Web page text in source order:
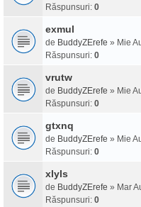
Răspunsuri: 0
exmul
de BuddyZErefe » Mie
Răspunsuri: 0
vrutw
de BuddyZErefe » Mie
Răspunsuri: 0
gtxnq
de BuddyZErefe » Mie
Răspunsuri: 0
xlyls
de BuddyZErefe » Mar
Răspunsuri: 0